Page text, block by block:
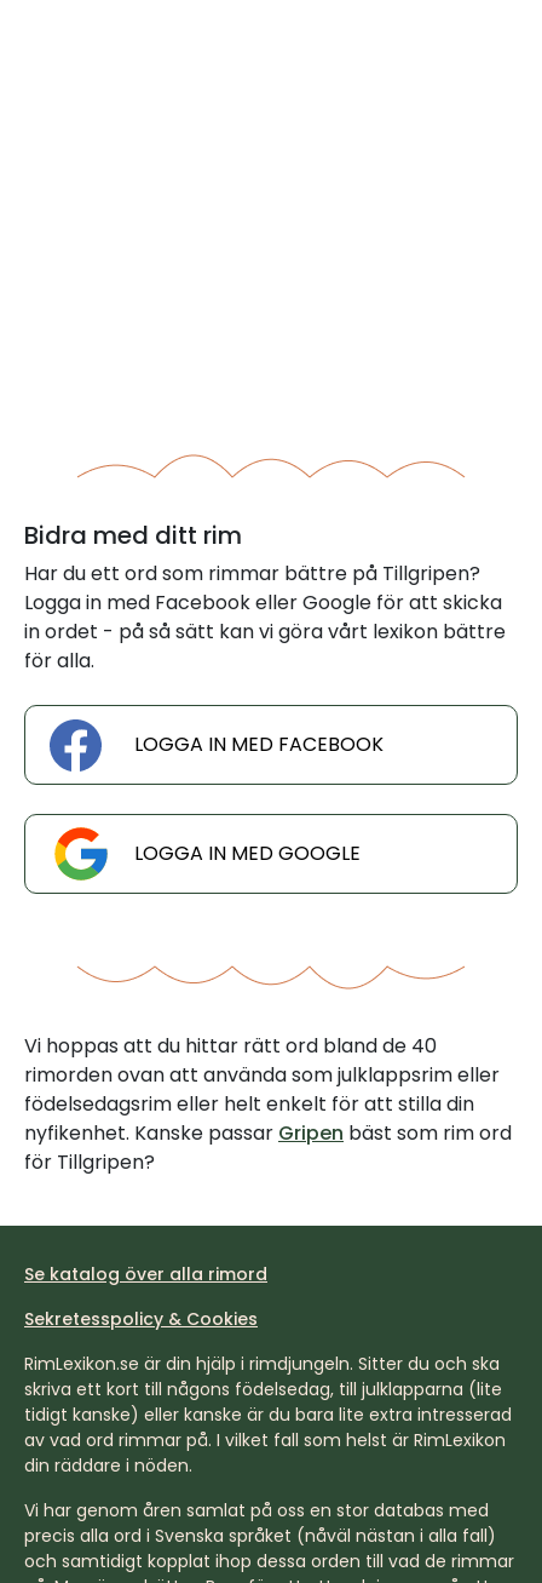
Bidra med ditt rim
Har du ett ord som rimmar bättre på Tillgripen?
Logga in med Facebook eller Google för att skicka
in ordet - på så sätt kan vi göra vårt lexikon bättre
för alla.
LOGGA IN MED FACEBOOK
LOGGA IN MED GOOGLE
Vi hoppas att du hittar rätt ord bland de 40
rimorden ovan att använda som julklappsrim eller
födelsedagsrim eller helt enkelt för att stilla din
nyfikenhet. Kanske passar Gripen bäst som rim ord
för Tillgripen?
Se katalog över alla rimord
Sekretesspolicy & Cookies
RimLexikon.se är din hjälp i rimdjungeln. Sitter du och ska
skriva ett kort till någons födelsedag, till julklapparna (lite
tidigt kanske) eller kanske är du bara lite extra intresserad
av vad ord rimmar på. I vilket fall som helst är RimLexikon
din räddare i nöden.
Vi har genom åren samlat på oss en stor databas med
precis alla ord i Svenska språket (nåväl nästan i alla fall)
och samtidigt kopplat ihop dessa orden till vad de rimmar